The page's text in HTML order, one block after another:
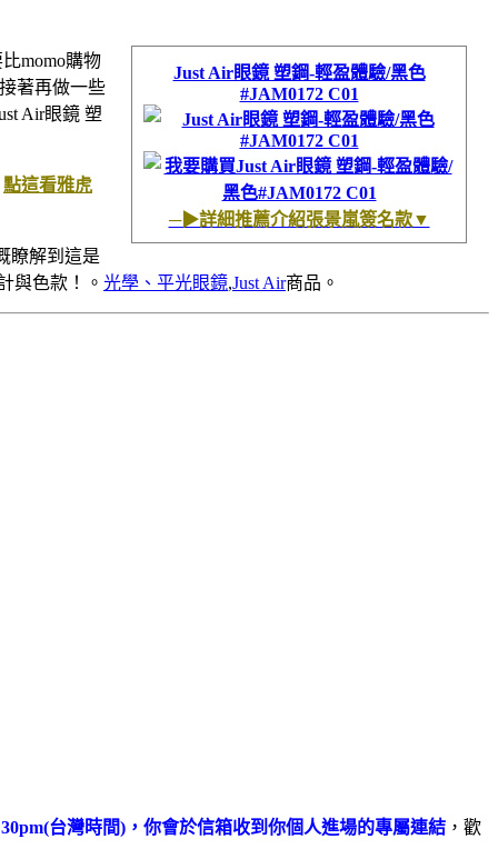
Just Air眼鏡 塑鋼-輕盈體驗/黑色
#JAM0172 C01
─▶詳細推薦介紹張景嵐簽名款▼
momo購物
著再做一些
Air眼鏡 塑
點這看雅虎
瞭解到這是
與色款！。 光學、平光眼鏡,Just Air商品。
台灣時間)，你會於信箱收到你個人進場的專屬連結 ，歡